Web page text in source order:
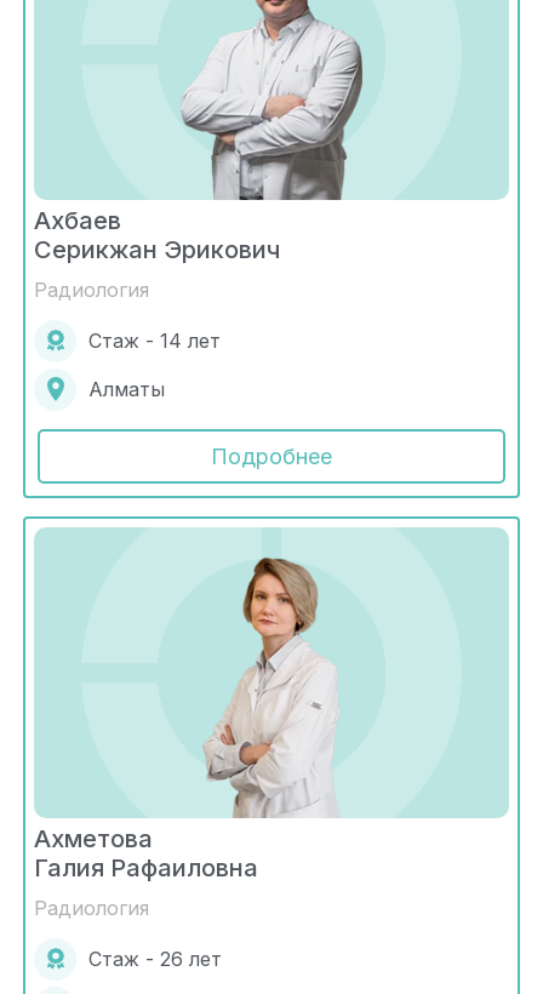
Ахбаев
Серикжан Эрикович
Радиология
Стаж - 14 лет
Алматы
Подробнее
Ахметова
Галия Рафаиловна
Радиология
Стаж - 26 лет